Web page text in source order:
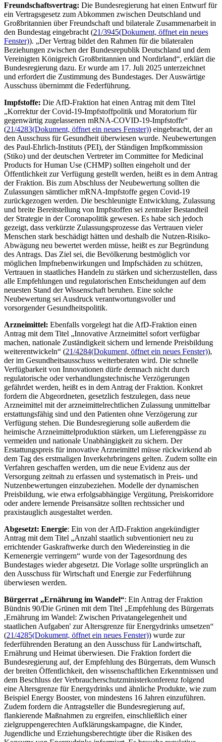
Freundschaftsvertrag: Die Bundesregierung hat einen Entwurf für
ein Vertragsgesetz zum Abkommen zwischen Deutschland und
Großbritannien über Freundschaft und bilaterale Zusammenarbeit in
den Bundestag eingebracht (21/3945(Dokument, öffnet ein neues
Fenster)). „Der Vertrag bildet den Rahmen für die bilateralen
Beziehungen zwischen der Bundesrepublik Deutschland und dem
Vereinigten Königreich Großbritannien und Nordirland“, erklärt die
Bundesregierung dazu. Er wurde am 17. Juli 2025 unterzeichnet
und erfordert die Zustimmung des Bundestages. Der Auswärtige
Ausschuss übernimmt die Federführung.
Impfstoffe: Die AfD-Fraktion hat einen Antrag mit dem Titel
„Korrektur der Covid-19-Impfstoffpolitik und Moratorium für
gegenwärtig zugelassenen mRNA-COVID-19-Impfstoffe“
(21/4283(Dokument, öffnet ein neues Fenster)) eingebracht, der an
den Ausschuss für Gesundheit überwiesen wurde. Neubewertungen
des Paul-Ehrlich-Instituts (PEI), der Ständigen Impfkommission
(Stiko) und der deutschen Vertreter im Committee for Medicinal
Products for Human Use (CHMP) sollten eingeholt und der
Öffentlichkeit zur Verfügung gestellt werden, heißt es in dem Antrag
der Fraktion. Bis zum Abschluss der Neubewertung sollten die
Zulassungen sämtlicher mRNA-Impfstoffe gegen Covid-19
zurückgezogen werden. Die beschleunigte Entwicklung, Zulassung
und breite Bereitstellung von Impfstoffen sei zentraler Bestandteil
der Strategie in der Coronapolitik gewesen. Es habe sich jedoch
gezeigt, dass verkürzte Zulassungsprozesse das Vertrauen vieler
Menschen stark beschädigt hätten und deshalb die Nutzen-Risiko-
Abwägung neu bewertet werden müsse, heißt es zur Begründung
des Antrags. Das Ziel sei, die Bevölkerung bestmöglich vor
möglichen Impfnebenwirkungen und Impfschäden zu schützen,
Vertrauen in staatliches Handeln zu stärken und sicherzustellen, dass
alle Empfehlungen und regulatorischen Entscheidungen auf dem
neuesten Stand der Wissenschaft beruhen. Eine solche
Neubewertung sei Ausdruck verantwortungsvoller und
vorsorgender Gesundheitspolitik.
Arzneimittel: Ebenfalls vorgelegt hat die AfD-Fraktion einen
Antrag mit dem Titel „Innovative Arzneimittel sofort verfügbar
machen, nationale Zuständigkeit sichern und lernende Preisbildung
weiterentwickeln“ (21/4284(Dokument, öffnet ein neues Fenster)),
der im Gesundheitsausschuss weiterberaten wird. Die schnelle
Verfügbarkeit von Innovationen dürfe demnach nicht durch
regulatorische oder verhandlungstechnische Verzögerungen
gefährdet werden, heißt es in dem Antrag der Fraktion. Konkret
fordern die Abgeordneten, gesetzlich festzulegen, dass neue
Arzneimittel mit der arzneimittelrechtlichen Zulassung unmittelbar
erstattungsfähig sind und den Patienten ohne Verzögerung zur
Verfügung stehen. Die Bundesregierung solle außerdem die
heimische Arzneimittelproduktion stärken, um Lieferengpässe zu
vermeiden und nationale Unabhängigkeit zu sichern. Der
Erstattungspreis für innovative Arzneimittel müsse rückwirkend ab
dem Tag des erstmaligen Inverkehrbringens gelten. Zudem sollte ein
Verfahren geschaffen werden, um die neue Evidenz aus der
Versorgung zeitnah zu erfassen und systematisch in Preis- und
Nutzenbewertungen einzubeziehen. Modelle der dynamischen
Preisbildung, wie etwa erfolgsabhängige Vergütung, Preiskorridore
oder andere lernende Preisansätze sollten rechtssicher und
praxistauglich ausgestaltet werden.
Abgesetzt: Energie: Ein von der AfD-Fraktion angekündigter
Antrag mit dem Titel „Anzahl staatlich subventioniert neu zu
errichtender Gaskraftwerke durch den Wiedereinstieg in die
Kernenergie verringern“ wurde von der Tagesordnung des
Bundestages wieder abgesetzt. Die Vorlage sollte ursprünglich an
den Ausschuss für Wirtschaft und Energie zur Federführung
überwiesen werden.
Bürgerrat „Ernährung im Wandel“: Ein Antrag der Fraktion
Bündnis 90/Die Grünen mit dem Titel „Empfehlung des Bürgerrats
,Ernährung im Wandel: Zwischen Privatangelegenheit und
staatlichen Aufgaben' zur Altersgrenze fürEnergydrinks umsetzen“
(21/4285(Dokument, öffnet ein neues Fenster)) wurde zur
federführenden Beratung an den Ausschuss für Landwirtschaft,
Ernährung und Heimat überwiesen. Die Fraktion fordert die
Bundesregierung auf, der Empfehlung des Bürgerrats, dem Wunsch
der breiten Öffentlichkeit, den wissenschaftlichen Erkenntnissen und
dem Beschluss der Verbraucherschutzministerkonferenz folgend
eine Altersgrenze für Energydrinks und ähnliche Produkte, wie zum
Beispiel Energy Booster, von mindestens 16 Jahren einzuführen.
Zudem fordern die Antragsteller die Bundesregierung auf,
flankierende Maßnahmen zu ergreifen, einschließlich einer
zielgruppengerechten Aufklärungskampagne, die Kinder,
Jugendliche und Erziehungsberechtigte über die Risiken des